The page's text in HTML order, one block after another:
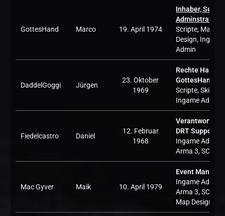
GottesHand Marco 19. April 1974
Inhaber, Server
Adminstrator
Scripte, Map
Design, Ingame
Admin
DaddelGoggi Jürgen
23. Oktober
1969
Rechte Hand
GottesHand
Scripte, Skins,
Ingame Admin
Fiedelcastro Daniel
12. Februar
1968
Verantwortlich
DRT Supporter
Ingame Admin:
Arma 3, SCUM
Mac Gyver Maik 10. April 1979
Event Manager
Ingame Admin:
Arma 3, SCUM,
Map Design,